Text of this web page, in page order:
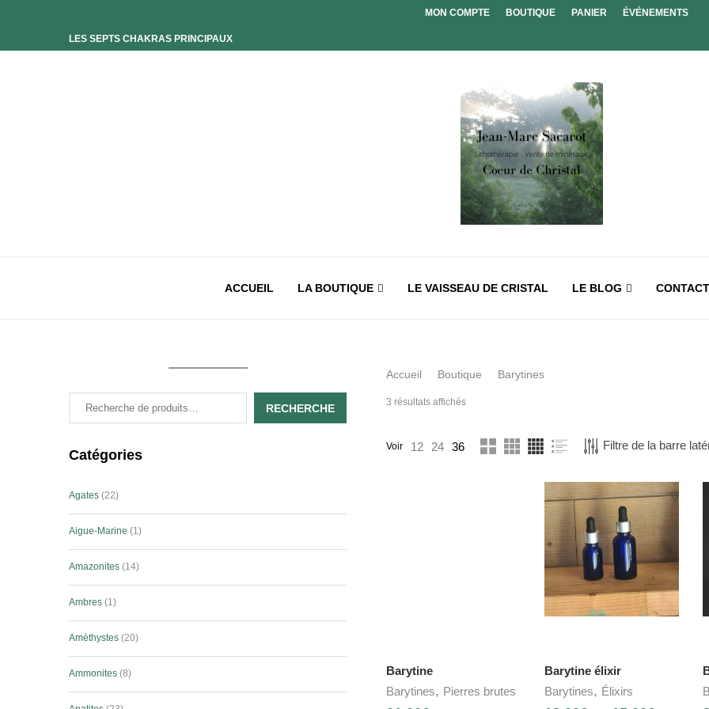
LES SEPTS CHAKRAS PRINCIPAUX
MON COMPTE BOUTIQUE PANIER ÉVÉNEMENTS
ACCUEIL LA BOUTIQUE LE VAISSEAU DE CRISTAL LE BLOG CONTACT
Accueil Boutique Barytines
3 résultats affichés
Voir 12 24 36 Filtre de la barre
Barytine
Barytines, Pierres brutes
Barytine élixir
Barytines, Élixirs
RECHERCHE
Catégories
Agates 22
Aigue-Marine 1
Amazonites 14
Ambres 1
Améthystes 20
Ammonites 8